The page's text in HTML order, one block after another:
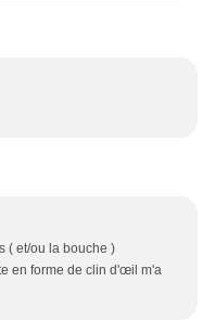
( et/ou la bouche )
en forme de clin d'œil m'a